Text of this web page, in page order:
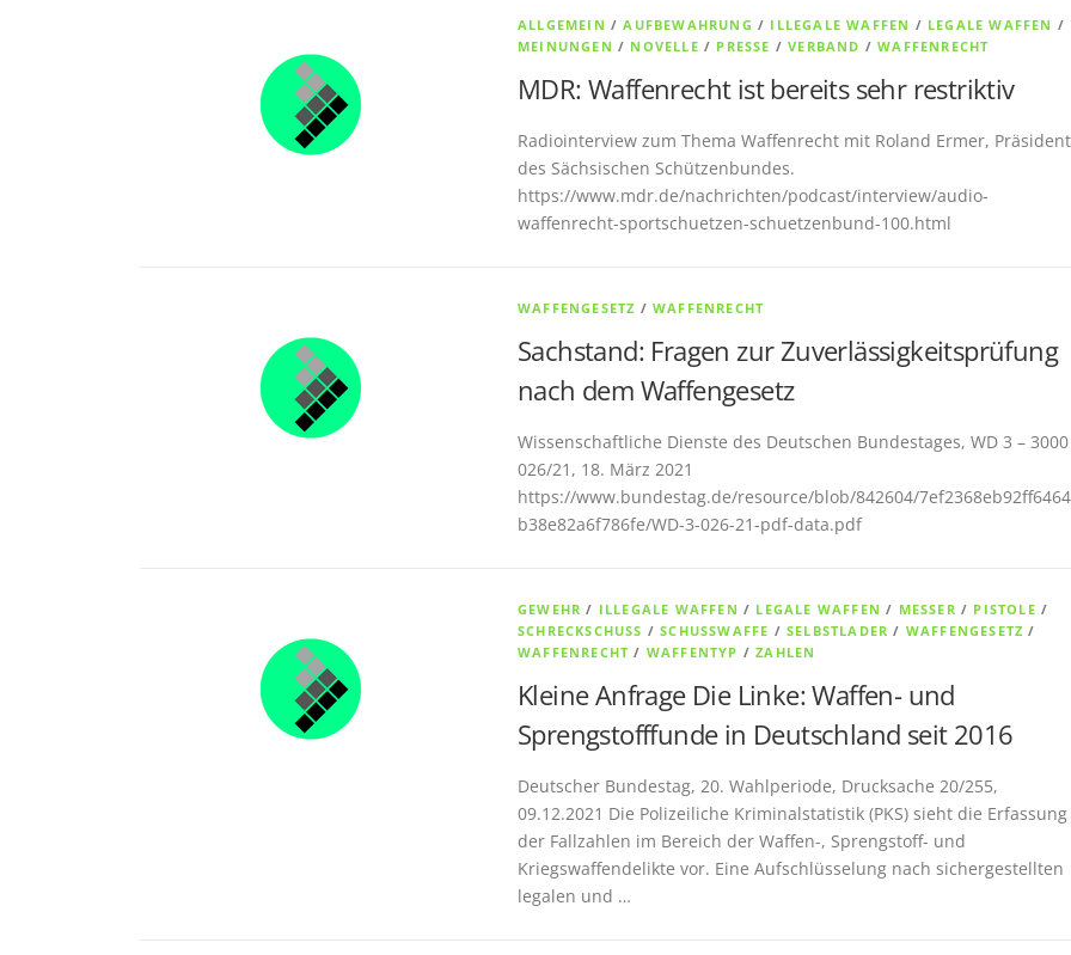
ALLGEMEIN /AUFBEWAHRUNG / ILLEGALE WAFFEN / LEGALE WAFFEN /
MEINUNGEN / NOVELLE / PRESSE /VERBAND /WAFFENRECHT
MDR: Waffenrecht ist bereits sehr restriktiv
Radiointerview zum Thema Waffenrecht mit Roland Ermer, Präsident
des Sächsischen Schützenbundes.
https://www.mdr.de/nachrichten/podcast/interview/audio-
waffenrecht-sportschuetzen-schuetzenbund-100.html
WAFFENGESETZ /WAFFENRECHT
Sachstand: Fragen zur Zuverlässigkeitsprüfung
nach dem Waffengesetz
Wissenschaftliche Dienste des Deutschen Bundestages, WD 3 – 3000
026/21, 18. März 2021
https://www.bundestag.de/resource/blob/842604/
b38e82a6f786fe/WD-3-026-21-pdf-data.pdf
GEWEHR / ILLEGALE WAFFEN / LEGALE WAFFEN / MESSER / PISTOLE /
SCHRECKSCHUSS /SCHUSSWAFFE /SELBSTLADER / WAFFENGESETZ /
WAFFENRECHT / WAFFENTYP /ZAHLEN
Kleine Anfrage Die Linke: Waffen- und
Sprengstofffunde in Deutschland seit 2016
Deutscher Bundestag, 20. Wahlperiode, Drucksache 20/255,
09.12.2021 Die Polizeiliche Kriminalstatistik (PKS) sieht die Erfassung
der Fallzahlen im Bereich der Waffen-, Sprengstoff- und
Kriegswaffendelikte vor. Eine Aufschlüsselung nach sichergestellten
legalen und …